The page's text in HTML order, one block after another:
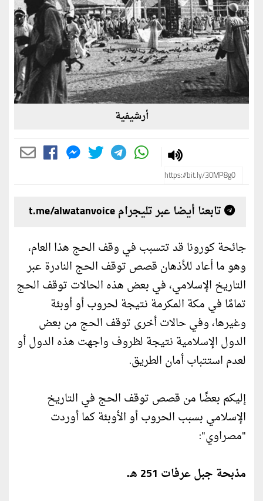
أرشيفية
تابعنا أيضا عبر تليجرام t.me/alwatanvoice
جائحة كورونا قد تتسبب في وقف الحج هذا العام،
وهو ما أعاد للأذهان قصص توقف الحج النادرة عبر
التاريخ الإسلامي، في بعض هذه الحالات توقف الحج
تمامًا في مكة المكرمة نتيجة لحروب أو أوبئة
وغيرها، وفي حالات أخرى توقف الحج من بعض
الدول الإسلامية نتيجة لظروف واجهت هذه الدول أو
لعدم استتباب أمان الطريق.
إليكم بعضًا من قصص توقف الحج في التاريخ
الإسلامي بسبب الحروب أو الأوبئة كما أوردت
"مصراوي":
مذبحة جبل عرفات 251 هـ.